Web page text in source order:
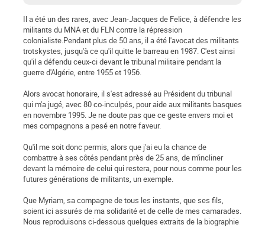
Il a été un des rares, avec Jean-Jacques de Felice, à défendre les
militants du MNA et du FLN contre la répression
colonialiste.Pendant plus de 50 ans, il a été l'avocat des militants
trotskystes, jusqu'à ce qu'il quitte le barreau en 1987. C'est ainsi
qu'il a défendu ceux-ci devant le tribunal militaire pendant la
guerre d'Algérie, entre 1955 et 1956.
Alors avocat honoraire, il s'est adressé au Président du tribunal
qui m'a jugé, avec 80 co-inculpés, pour aide aux militants basques
en novembre 1995. Je ne doute pas que ce geste envers moi et
mes compagnons a pesé en notre faveur.
Qu'il me soit donc permis, alors que j'ai eu la chance de
combattre à ses côtés pendant près de 25 ans, de m'incliner
devant la mémoire de celui qui restera, pour nous comme pour les
futures générations de militants, un exemple.
Que Myriam, sa compagne de tous les instants, que ses fils,
soient ici assurés de ma solidarité et de celle de mes camarades.
Nous reproduisons ci-dessous quelques extraits de la biographie